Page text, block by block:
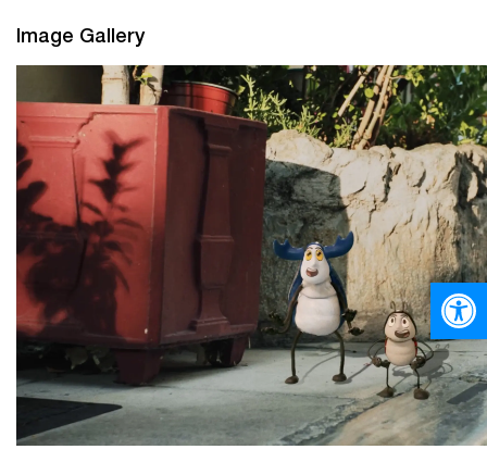
Image Gallery